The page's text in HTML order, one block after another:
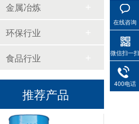
金属冶炼
环保行业
食品行业
推荐产品
高温导热油WD-320
在线咨询
微信扫一扫
400电话